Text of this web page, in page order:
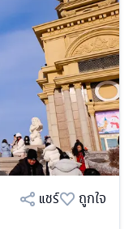
แชร์
ถูกใจ